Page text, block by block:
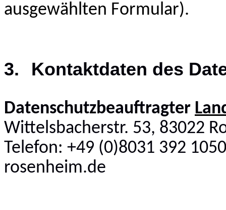
ausgewählten Formular).
3. Kontaktdaten des
Datenschutzbeauftragter
Wittelsbacherstr. 53, 83022
Telefon: +49 (0)8031 392
rosenheim.de